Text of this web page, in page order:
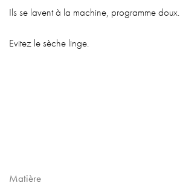
Ils se lavent à la machine, programme doux.
Evitez le sèche linge.
Matière